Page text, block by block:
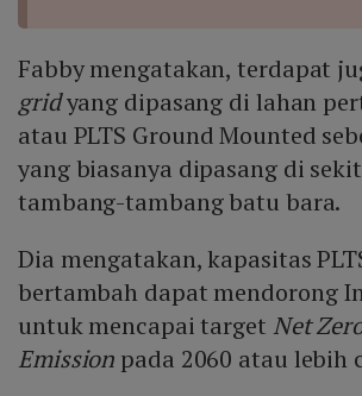
Fabby mengatakan, terdapat
gridyang dipasang di lahan
atau PLTS Ground Mounted
yang biasanya dipasang di
tambang-tambang batu bara.
Dia mengatakan, kapasitas
bertambah dapat mendorong
untuk mencapai target Net
Emission pada 2060 atau lebih